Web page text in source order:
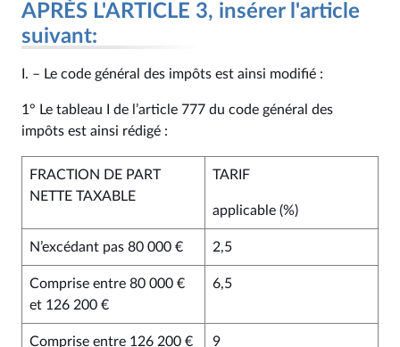
APRÈS L'ARTICLE 3, insérer l'article
suivant:
I. – Le code général des impôts est ainsi modifié :
1° Le tableau I de l’article 777 du code général des
impôts est ainsi rédigé :
FRACTION DE PART
NETTE TAXABLE
TARIF
applicable (%)
N’excédant pas 80 000 € 2,5
Comprise entre 80 000 €
et 126 200 €
6,5
Comprise entre 126 200 € 9